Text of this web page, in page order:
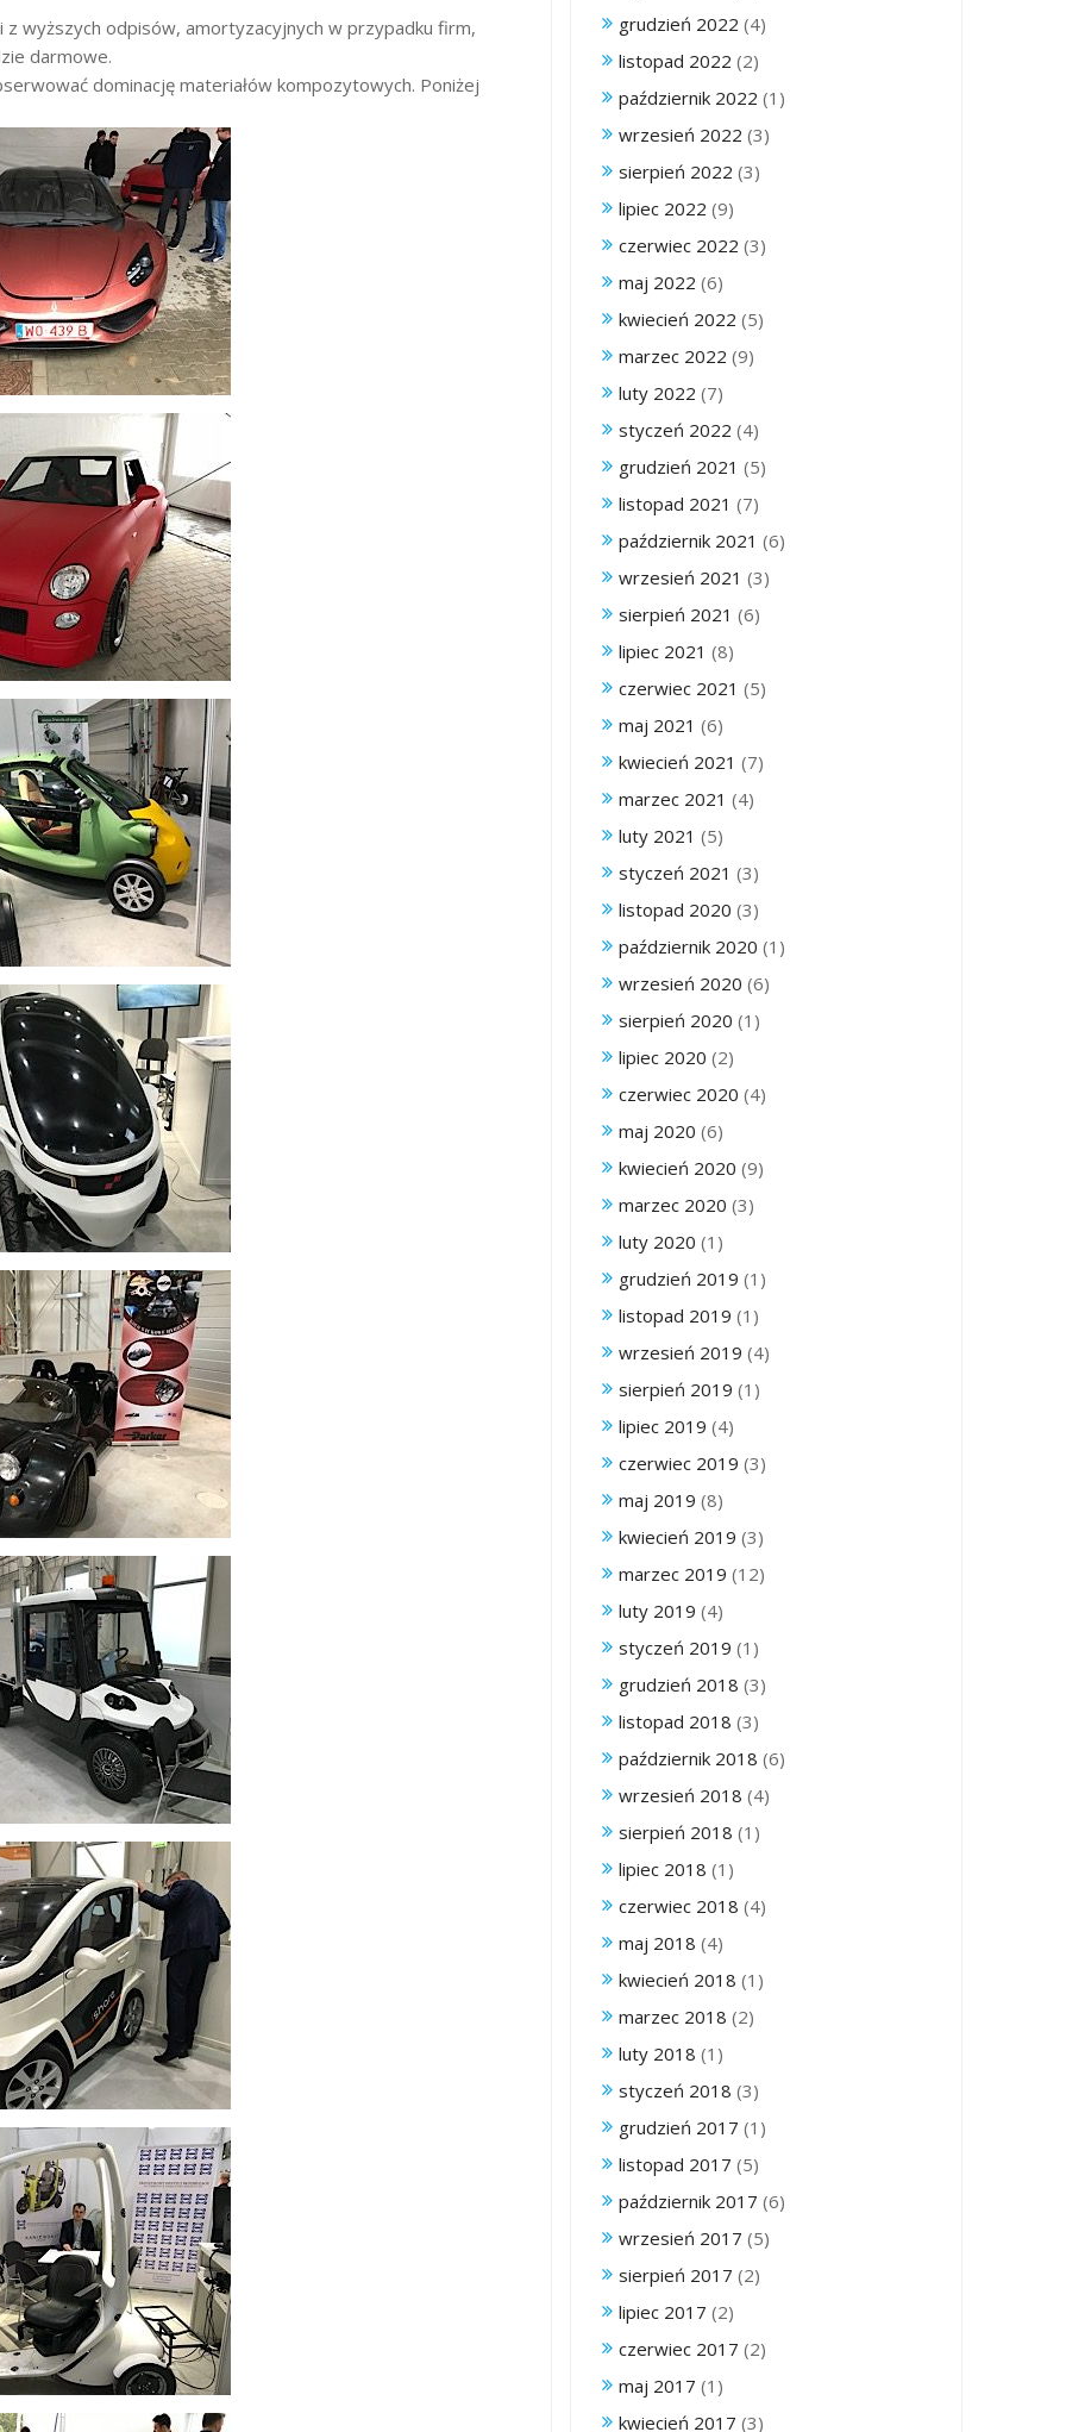
wyższych odpisów, amortyzacyjnych w przypadku firm,
darmowe.
dominację materiałów kompozytowych. Poniżej
grudzień 2022 (4)
listopad 2022 (2)
październik 2022 (1)
wrzesień 2022 (3)
sierpień 2022 (3)
lipiec 2022 (9)
czerwiec 2022 (3)
maj 2022 (6)
kwiecień 2022 (5)
marzec 2022 (9)
luty 2022 (7)
styczeń 2022 (4)
grudzień 2021 (5)
listopad 2021 (7)
październik 2021 (6)
wrzesień 2021 (3)
sierpień 2021 (6)
lipiec 2021 (8)
czerwiec 2021 (5)
maj 2021 (6)
kwiecień 2021 (7)
marzec 2021 (4)
luty 2021 (5)
styczeń 2021 (3)
listopad 2020 (3)
październik 2020 (1)
wrzesień 2020 (6)
sierpień 2020 (1)
lipiec 2020 (2)
czerwiec 2020 (4)
maj 2020 (6)
kwiecień 2020 (9)
marzec 2020 (3)
luty 2020 (1)
grudzień 2019 (1)
listopad 2019 (1)
wrzesień 2019 (4)
sierpień 2019 (1)
lipiec 2019 (4)
czerwiec 2019 (3)
maj 2019 (8)
kwiecień 2019 (3)
marzec 2019 (12)
luty 2019 (4)
styczeń 2019 (1)
grudzień 2018 (3)
listopad 2018 (3)
październik 2018 (6)
wrzesień 2018 (4)
sierpień 2018 (1)
lipiec 2018 (1)
czerwiec 2018 (4)
maj 2018 (4)
kwiecień 2018 (1)
marzec 2018 (2)
luty 2018 (1)
styczeń 2018 (3)
grudzień 2017 (1)
listopad 2017 (5)
październik 2017 (6)
wrzesień 2017 (5)
sierpień 2017 (2)
lipiec 2017 (2)
czerwiec 2017 (2)
maj 2017 (1)
kwiecień 2017 (3)